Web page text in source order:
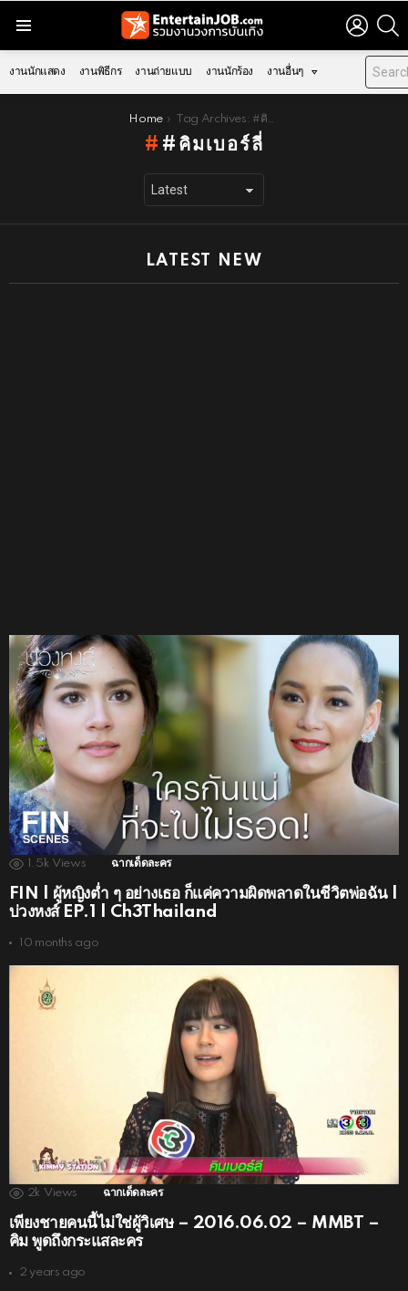
LOGIN
งานนักแสดง งานพิธีกร งานถ่ายแบบ งานนักร้อง งานอื่นๆ
Home Tag Archives: #คิมเบอร์ลี่
#คิมเบอร์ลี่
LATEST NEW
1.5k Views ฉากเด็ดละคร
FIN | ผู้หญิงต่ำ ๆ อย่างเธอ ก็แค่ความผิดพลาดในชีวิตพ่อฉัน |
บ่วงหงส์ EP.1 | Ch3Thailand
10 months ago
2k Views ฉากเด็ดละคร
เพียงชายคนนี้ไม่ใช่ผู้วิเศษ – 2016.06.02 – MMBT –
คิม พูดถึงกระแสละคร
2 years ago